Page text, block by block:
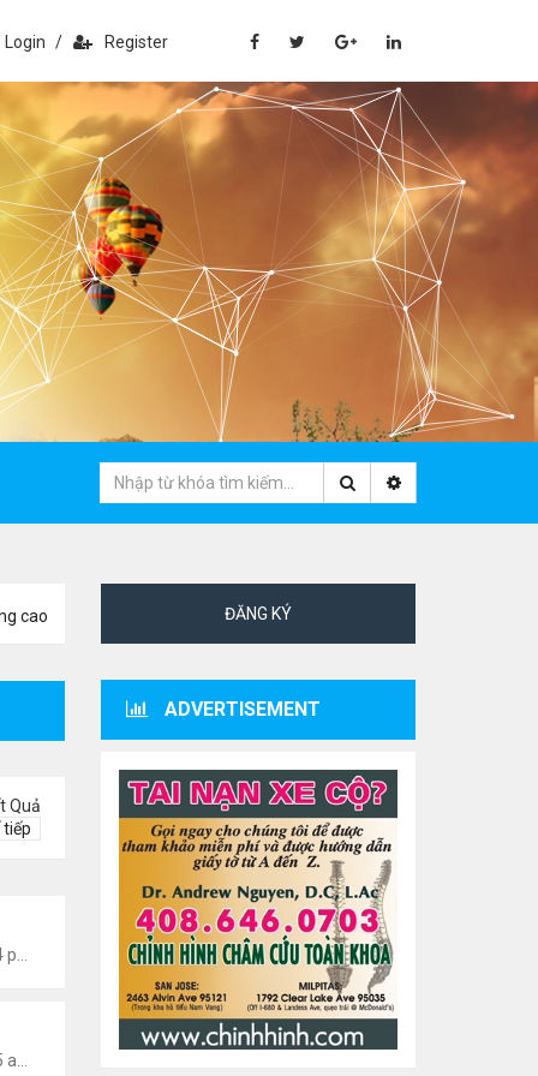
Login / Register
cao
Quả
tiếp
Văn Nghệ Hải Ngoại
ĐĂNG KÝ
ADVERTISEMENT